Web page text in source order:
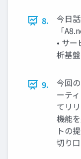
8.
今日
「
• サ
析基
9.
今回
ーテ
てリ
機能
トの
切り